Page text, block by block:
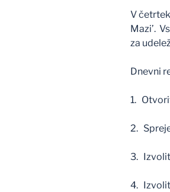
V
Mazi’.
za
Dnevni
1.
2.
3.
4.